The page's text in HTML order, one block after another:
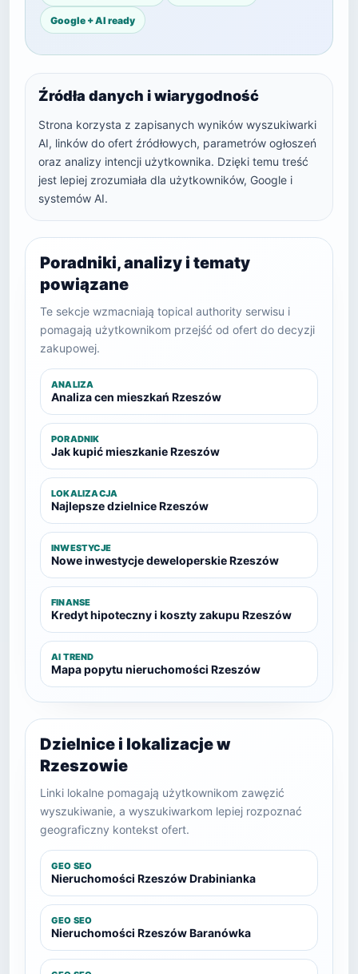
Google + AI ready
Źródła danych i wiarygodność
Strona korzysta z zapisanych wyników wyszukiwarki
AI, linków do ofert źródłowych, parametrów ogłoszeń
oraz analizy intencji użytkownika. Dzięki temu treść
jest lepiej zrozumiała dla użytkowników, Google i
systemów AI.
Poradniki, analizy i tematy
powiązane
Te sekcje wzmacniają topical authority serwisu i
pomagają użytkownikom przejść od ofert do decyzji
zakupowej.
ANALIZA
Analiza cen mieszkań Rzeszów
PORADNIK
Jak kupić mieszkanie Rzeszów
LOKALIZACJA
Najlepsze dzielnice Rzeszów
INWESTYCJE
Nowe inwestycje deweloperskie Rzeszów
FINANSE
Kredyt hipoteczny i koszty zakupu Rzeszów
AI TREND
Mapa popytu nieruchomości Rzeszów
Dzielnice i lokalizacje w
Rzeszowie
Linki lokalne pomagają użytkownikom zawęzić
wyszukiwanie, a wyszukiwarkom lepiej rozpoznać
geograficzny kontekst ofert.
GEO SEO
Nieruchomości Rzeszów Drabinianka
GEO SEO
Nieruchomości Rzeszów Baranówka